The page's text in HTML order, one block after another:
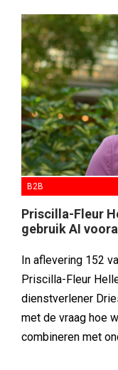
B2B
Priscilla-Fleur
gebruik AI
In aflevering 152
Priscilla-Fleur
dienstverlener
met de vraag hoe
combineren met